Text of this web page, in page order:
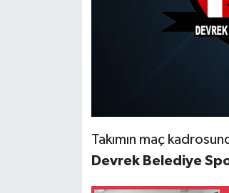
Takımın maç
Devrek Belediye